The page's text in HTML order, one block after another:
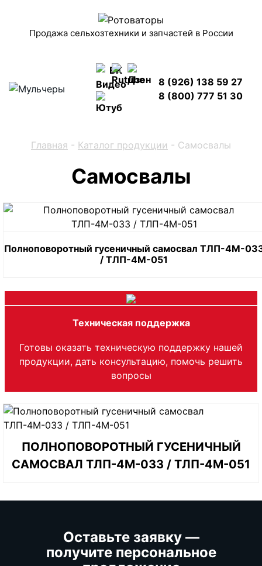
Продажа сельхозтехники и запчастей в России
8 (926) 138 59 27
8 (800) 777 51 30
Главная - Каталог продукции - Самосвалы
Самосвалы
ПОЛНОПОВОРОТНЫЙ ГУСЕНИЧНЫЙ
САМОСВАЛ ТЛП-4М-033 / ТЛП-4М-051
Полноповоротный гусеничный самосвал ТЛП-4М-
/ ТЛП-4М-051
Техническая поддержка
Готовы оказать техническую поддержку нашей
продукции, дать консультацию, помочь решить
вопросы
Оставьте заявку —
получите персональное